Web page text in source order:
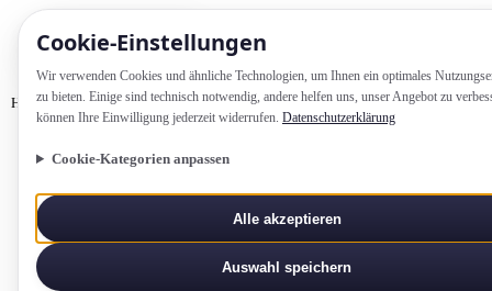
Cookie-Einstellung­en
Wir verwenden Cookies und ähnliche Technologien, um Ihnen ein optimales
zu bieten. Einige sind technisch notwendig, andere helfen uns, unser Angebot zu
können Ihre Einwilligung jederzeit widerrufen. Datenschutzerklärung
Cookie-Kategorien anpassen
Alle akzeptieren
Auswahl speichern
Home Glossar Vertriebsstrategie
VERTRIEB-UND-VERHANDLUNG
Vertriebsstrategie
Langfristiger Plan zur systematischen